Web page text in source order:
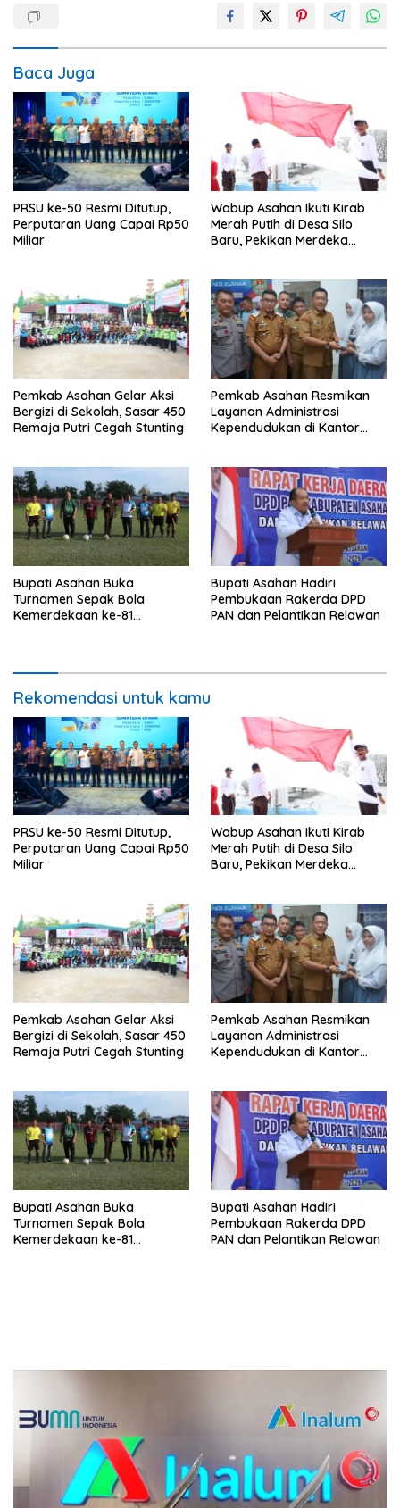
Baca Juga
PRSU ke-50 Resmi Ditutup,
Perputaran Uang Capai Rp50
Miliar
Wabup Asahan Ikuti Kirab
Merah Putih di Desa Silo
Baru, Pekikan Merdeka
Pemkab Asahan Gelar Aksi
Bergizi di Sekolah, Sasar 450
Remaja Putri Cegah Stunting
Pemkab Asahan Resmikan
Layanan Administrasi
Kependudukan di Kantor
Bupati Asahan Buka
Turnamen Sepak Bola
Kemerdekaan ke-81
Bupati Asahan Hadiri
Pembukaan Rakerda DPD
PAN dan Pelantikan Relawan
Rekomendasi untuk kamu
PRSU ke-50 Resmi Ditutup,
Perputaran Uang Capai Rp50
Miliar
Wabup Asahan Ikuti Kirab
Merah Putih di Desa Silo
Baru, Pekikan Merdeka
Pemkab Asahan Gelar Aksi
Bergizi di Sekolah, Sasar 450
Remaja Putri Cegah Stunting
Pemkab Asahan Resmikan
Layanan Administrasi
Kependudukan di Kantor
Bupati Asahan Buka
Turnamen Sepak Bola
Kemerdekaan ke-81
Bupati Asahan Hadiri
Pembukaan Rakerda DPD
PAN dan Pelantikan Relawan